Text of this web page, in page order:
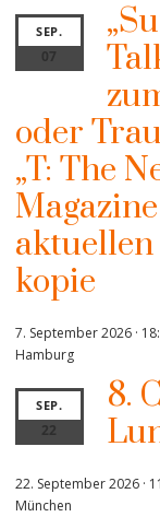
SEP.
07
oder
„T: The
kopie
7. September 2026 ·
Hamburg
SEP.
22
8.
22. September 2026 ·
München